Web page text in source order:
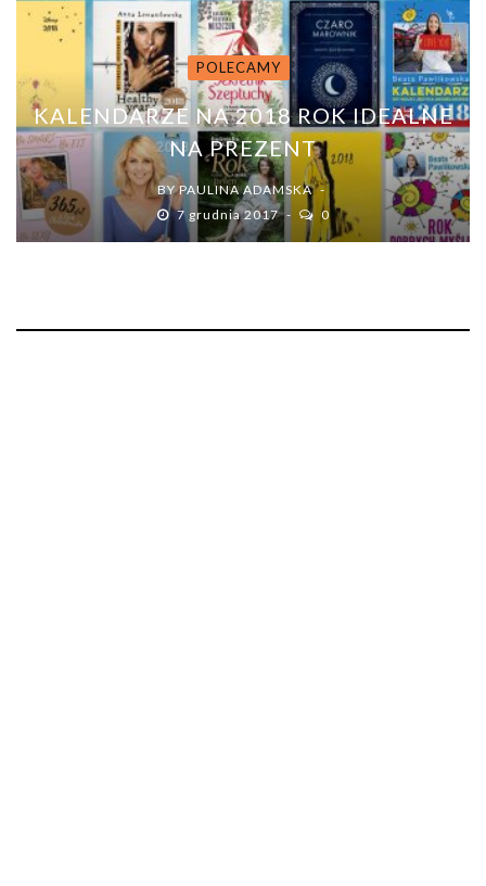
POLECAMY
KALENDARZE NA 2018 ROK IDEALNE
NA PREZENT
BYPAULINA ADAMSKA
7 grudnia 2017
0